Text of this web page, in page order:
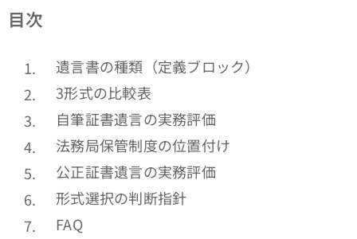
目次
遺言書の種類（定義ブロック）
3形式の比較表
自筆証書遺言の実務評価
法務局保管制度の位置付け
公正証書遺言の実務評価
形式選択の判断指針
FAQ